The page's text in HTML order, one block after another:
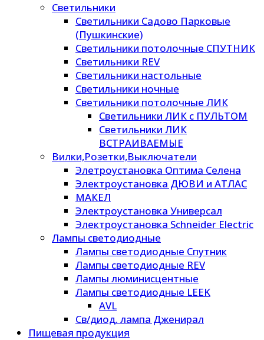
Светильники
Светильники Садово Парковые
(Пушкинские)
Светильники потолочные СПУТНИК
Светильники REV
Светильники настольные
Светильники ночные
Светильники потолочные ЛИК
Светильники ЛИК с ПУЛЬТОМ
Светильники ЛИК
ВСТРАИВАЕМЫЕ
Вилки,Розетки,Выключатели
Элетроустановка Оптима Селена
Электроустановка ДЮВИ и АТЛАС
МАКЕЛ
Электроустановка Универсал
Электроустановка Schneider Electric
Лампы светодиодные
Лампы светодиодные Спутник
Лампы светодиодные REV
Лампы люминисцентные
Лампы светодиодные LEEK
AVL
Св/диод. лампа Дженирал
Пищевая продукция